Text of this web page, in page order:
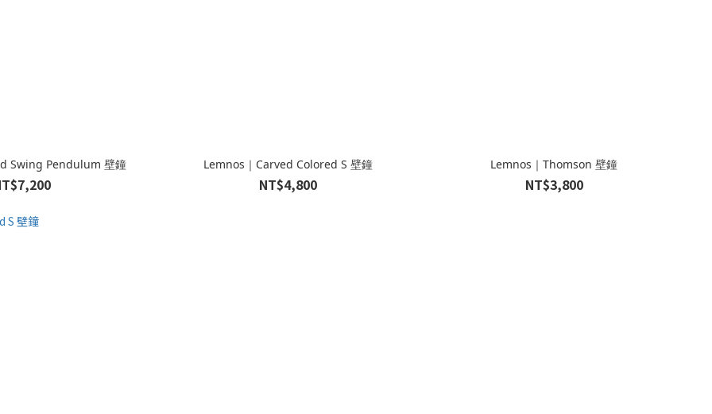
Swing Pendulum 壁鐘 Lemnos｜Carved Colored S 壁鐘
NT$4,800
Lemnos｜Thomson 壁鐘
NT$3,800